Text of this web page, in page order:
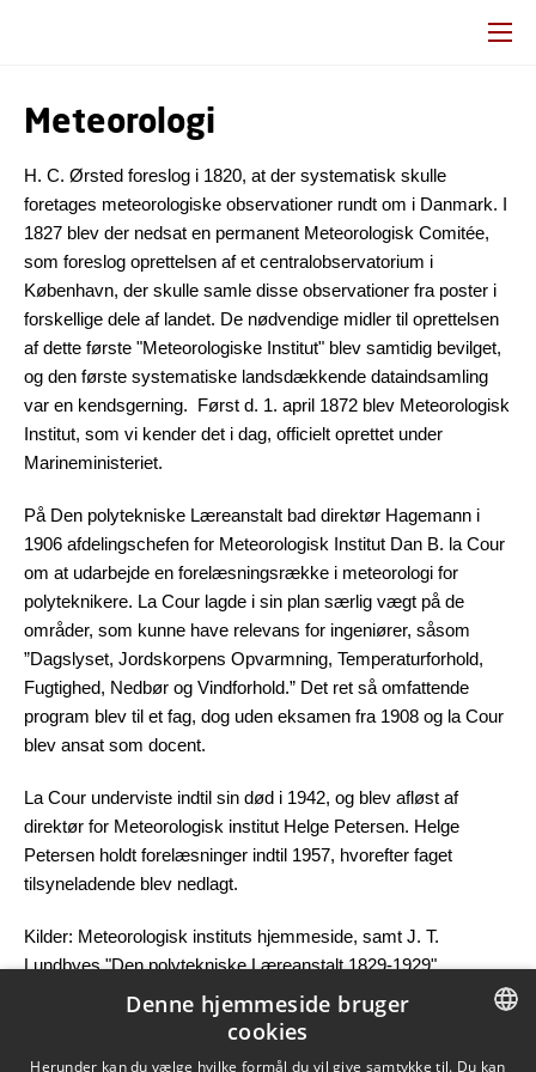
Meteorologi
H. C. Ørsted foreslog i 1820, at der systematisk skulle
foretages meteorologiske observationer rundt om i Danmark. I
1827 blev der nedsat en permanent Meteorologisk Comitée,
som foreslog oprettelsen af et centralobservatorium i
København, der skulle samle disse observationer fra poster i
forskellige dele af landet. De nødvendige midler til oprettelsen
af dette første "Meteorologiske Institut" blev samtidig bevilget,
og den første systematiske landsdækkende dataindsamling
var en kendsgerning. Først d. 1. april 1872 blev Meteorologisk
Institut, som vi kender det i dag, officielt oprettet under
Marineministeriet.
På Den polytekniske Læreanstalt bad direktør Hagemann i
1906 afdelingschefen for Meteorologisk Institut Dan B. la Cour
om at udarbejde en forelæsningsrække i meteorologi for
polyteknikere. La Cour lagde i sin plan særlig vægt på de
områder, som kunne have relevans for ingeniører, såsom
”Dagslyset, Jordskorpens Opvarmning, Temperaturforhold,
Fugtighed, Nedbør og Vindforhold.” Det ret så omfattende
program blev til et fag, dog uden eksamen fra 1908 og la Cour
blev ansat som docent.
La Cour underviste indtil sin død i 1942, og blev afløst af
direktør for Meteorologisk institut Helge Petersen. Helge
Petersen holdt forelæsninger indtil 1957, hvorefter faget
tilsyneladende blev nedlagt.
Kilder: Meteorologisk instituts hjemmeside, samt J. T.
Lundbyes "Den polytekniske Læreanstalt 1829-1929"
Opdateret af Annette Buhl Sørensen den 22. juni 2023
DANISH
Denne hjemmeside bruger
cookies
Herunder kan du vælge hvilke formål du vil give samtykke til. Du kan